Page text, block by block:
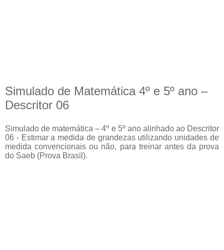
Simulado de Matemática 4º e 5º ano –
Descritor 06
Simulado de matemática – 4º e 5º ano alinhado ao Descritor
06 - Estimar a medida de grandezas utilizando unidades de
medida convencionais ou não, para treinar antes da prova
do Saeb (Prova Brasil).